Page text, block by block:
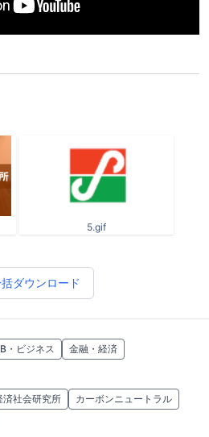
5.gif
ダウンロード
・ビジネス 金融・経済
済社会研究所
カーボンニュートラル